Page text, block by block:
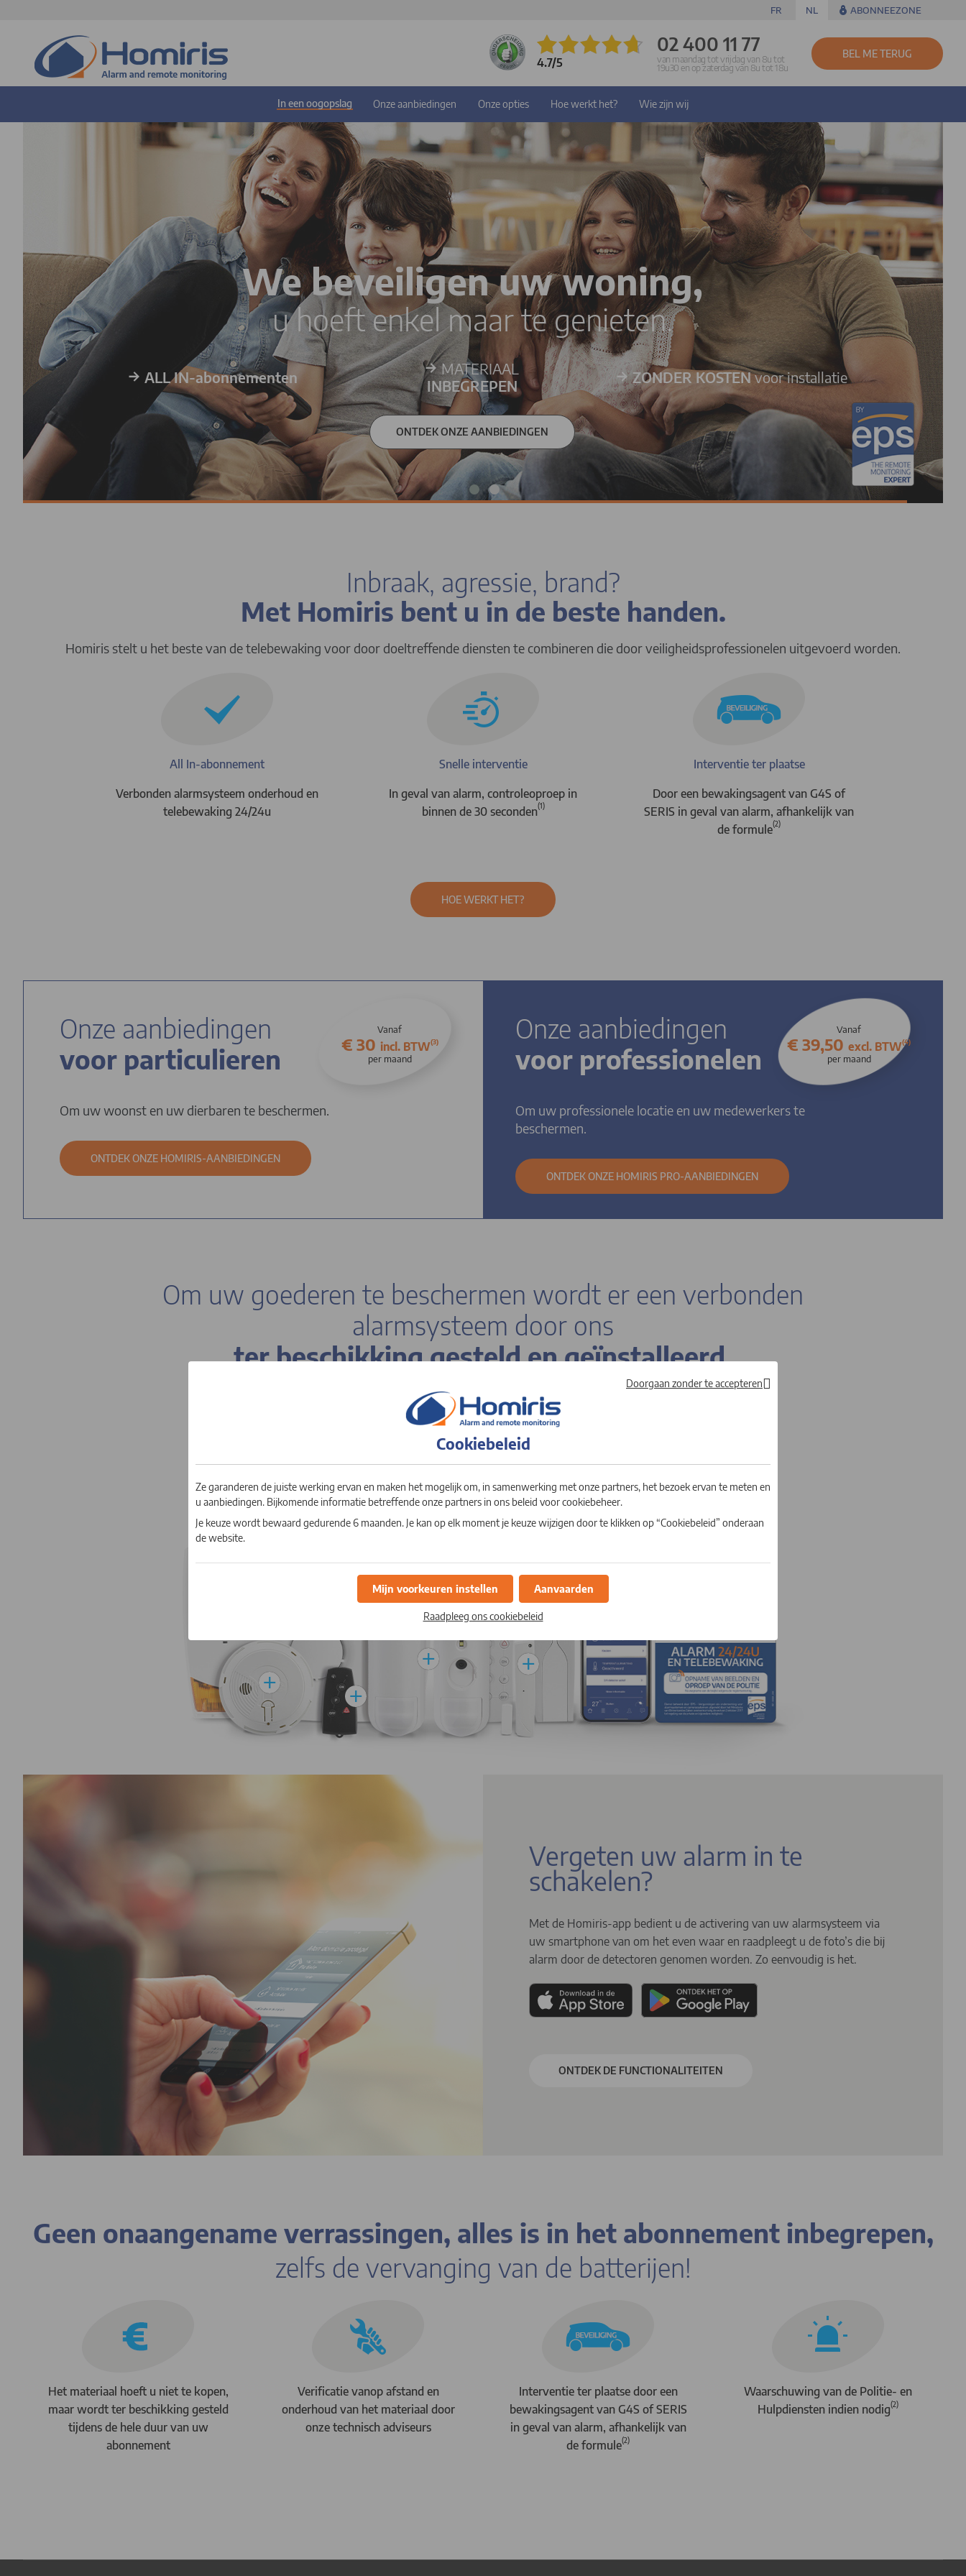
FR NL ABONNEEZONE
4.7/5
02 400 11 77
van maandag tot vrijdag van 8u tot
19u30 en op zaterdag van 8u tot 18u
BEL ME TERUG
In een oogopslag Onze aanbiedingen Onze opties Hoe werkt het? Wie zijn wij
We beveiligen uw woning,
u hoeft enkel maar te genieten.
→ ALL IN-abonnementen → MATERIAAL
INBEGREPEN
→ ZONDER KOSTENvoor installatie
ONTDEK ONZE AANBIEDINGEN
Inbraak, agressie, brand?
Met Homiris bent u in de beste handen.
Homiris stelt u het beste van de telebewaking voor door doeltreffende diensten te combineren die door veiligheidsprofessionelen uitgevoerd worden.
All In-abonnement
Verbonden alarmsysteem onderhoud en
telebewaking 24/24u
Snelle interventie
In geval van alarm, controleoproep in
binnen de 30 seconden(1)
Interventie ter plaatse
Door een bewakingsagent van G4S of
SERIS in geval van alarm, afhankelijk van
de formule(2)
HOE WERKT HET?
Onze aanbiedingen
voor particulieren
Vanaf
€ 30 incl. BTW(3)
per maand
Om uw woonst en uw dierbaren te beschermen.
ONTDEK ONZE HOMIRIS-AANBIEDINGEN
Onze aanbiedingen
voor professionelen
Vanaf
€ 39,50 excl. BTW(4)
per maand
Om uw professionele locatie en uw medewerkers te
beschermen.
ONTDEK ONZE HOMIRIS PRO-AANBIEDINGEN
Om uw goederen te beschermen wordt er een verbonden
alarmsysteem door ons
ter beschikking gesteld en geïnstalleerd.
Met Homiris beschikt u over een hoogtechnologische uitrusting die bedacht en ontworpen werd
om uw veiligheid en die van uw goederen efficiënt te beschermen. Maar omdat beschermd zijn niet
betekent dat u uw dagelijkse leven overhoop moet gooien, stellen we u een efficiënt en discreet
telebewakingssysteem voor. De terbeschikkingstelling, de installatie en het onderhoud, met
inbegrip van het vervangen van batterijen, zijn inbegrepen in uw abonnement. De installatie wordt
Vergeten uw alarm in te
schakelen?
Met de Homiris-app bedient u de activering van uw alarmsysteem via
uw smartphone van om het even waar en raadpleegt u de foto’s die bij
alarm door de detectoren genomen worden. Zo eenvoudig is het.
ONTDEK DE FUNCTIONALITEITEN
Geen onaangename verrassingen, alles is in het abonnement inbegrepen,
zelfs de vervanging van de batterijen!
Het materiaal hoeft u niet te kopen,
maar wordt ter beschikking gesteld
tijdens de hele duur van uw
abonnement
Verificatie vanop afstand en
onderhoud van het materiaal door
onze technisch adviseurs
Interventie ter plaatse door een
bewakingsagent van G4S of SERIS
in geval van alarm, afhankelijk van
de formule(2)
Waarschuwing van de Politie- en
Hulpdiensten indien nodig(2)
Doorgaan zonder te accepteren
Cookiebeleid
Ze garanderen de juiste werking ervan en maken het mogelijk om, in samenwerking met onze partners, het bezoek ervan te meten en
u aanbiedingen. Bijkomende informatie betreffende onze partners in ons beleid voor cookiebeheer.
Je keuze wordt bewaard gedurende 6 maanden. Je kan op elk moment je keuze wijzigen door te klikken op “Cookiebeleid” onderaan
de website.
Aanvaarden
Mijn voorkeuren instellen
Raadpleeg ons cookiebeleid